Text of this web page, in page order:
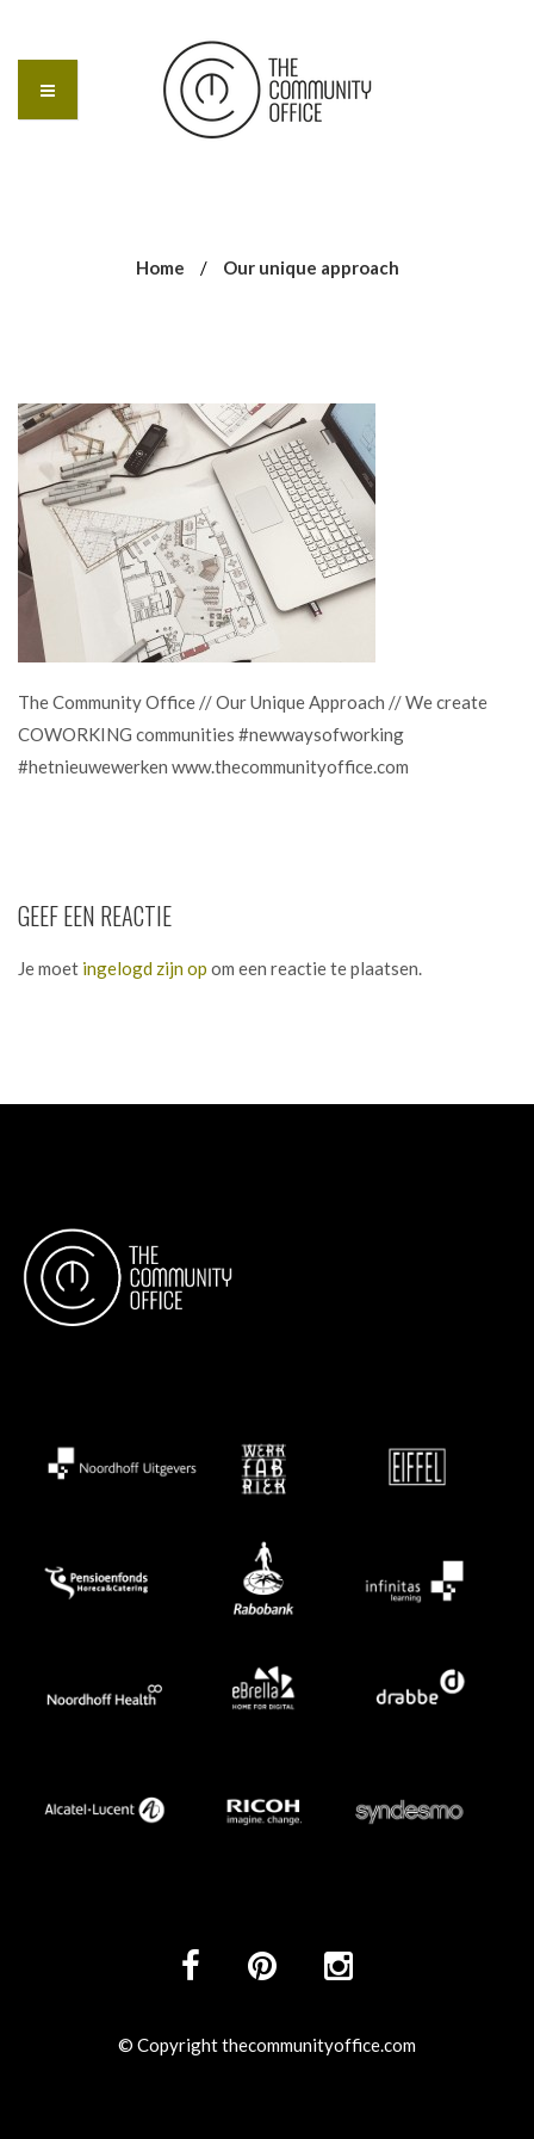
Home / Our unique approach
The Community Office // Our Unique Approach // We create
COWORKING communities #newwaysofworking
#hetnieuwewerken www.thecommunityoffice.com
GEEF EEN REACTIE
Je moet ingelogd zijn op om een reactie te plaatsen.
© Copyright thecommunityoffice.com